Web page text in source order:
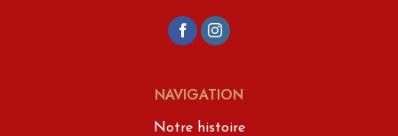
NAVIGATION
Notre histoire